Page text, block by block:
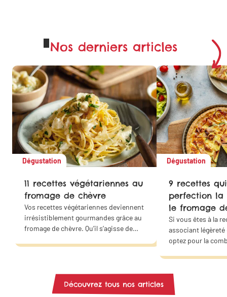
Nos derniers articles
Dégustation
11 recettes végétariennes au
fromage de chèvre
Vos recettes végétariennes deviennent
irrésistiblement gourmandes grâce au
fromage de chèvre. Qu’il s’agisse de
monsieur, de salades ou de wraps…
de ce fromage la star de vos plats
végétariens ! Grâce à nos idées
Dégustation
9 recettes
perfection la
le fromage
Si vous êtes à la
associant
optez pour la
chèvre. Offrez un
douceur à votre
même !
Découvrez tous nos articles